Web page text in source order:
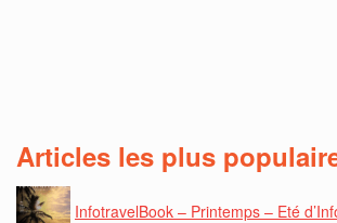
Articles les plus
InfotravelBook – Printemps – Eté